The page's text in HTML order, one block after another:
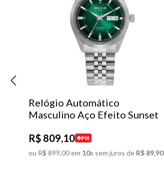
Relógio Automático
Masculino Aço Efeito Sunset
R$ 809,10 PIX
ou R$ 899,00em 10x sem juros de R$ 89,90